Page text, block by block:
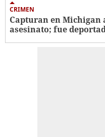
CRIMEN
Capturan en Michigan
asesinato; fue